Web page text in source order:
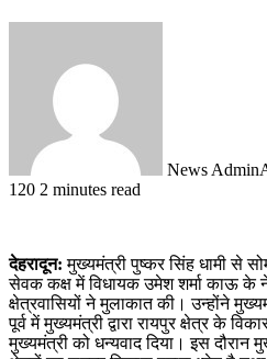
News Admin
120 2 minutes read
देहरादून: मुख्यमंत्री पुष्कर सिंह धामी से
सेवक कक्ष में विधायक उमेश शर्मा काऊ के
क्षेत्रवासियों ने मुलाकात की। उन्होंने
पूर्व में मुख्यमंत्री द्वारा रायपुर क्षेत्र के
मुख्यमंत्री को धन्यवाद दिया। इस दौरान